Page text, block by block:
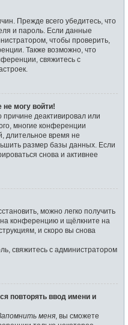
Прежде всего убедитесь, что
и пароль. Если данные
чтобы проверить,
Также возможно, что
свяжитесь с
не могу войти!
деактивировал или
многие конференции
длительное время не
размер базы данных. Если
снова и активнее
можно легко получить
конференцию и щёлкните на
и скоро вы снова
свяжитесь с администратором
повторять ввод имени и
меня , вы сможете